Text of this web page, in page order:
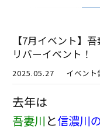
【7月イベント】
リバーイベント！
2025.05.27 イベント
去年は
吾妻川 と信濃川